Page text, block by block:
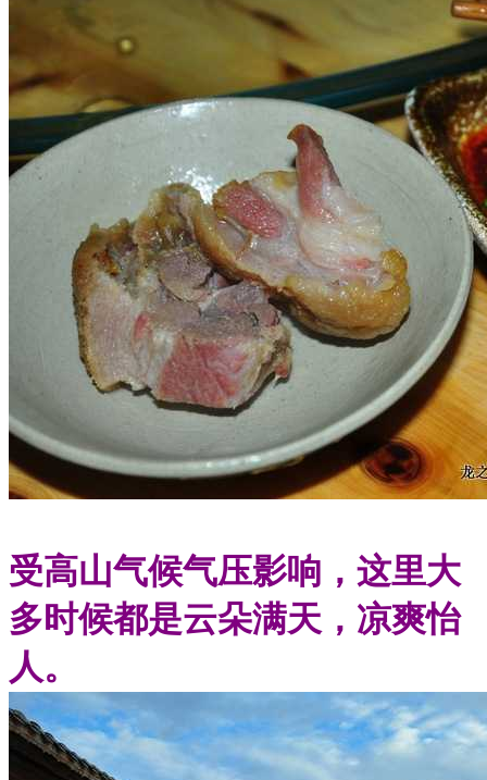
受高山气候气压影响，这里大
多时候都是云朵满天，凉爽怡
人。